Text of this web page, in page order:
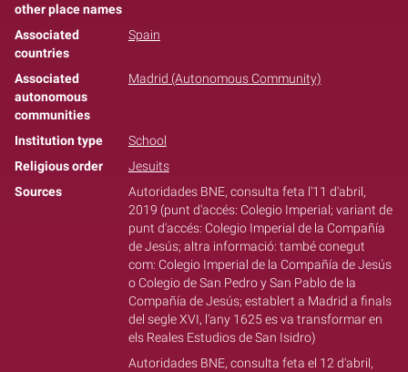
other place names
Associated
countries
Spain
Associated
autonomous
communities
Madrid (Autonomous Community)
Institution type
School
Religious order
Jesuits
Sources
Autoridades BNE, consulta feta l'11 d'abril,
2019 (punt d'accés: Colegio Imperial; variant de
punt d'accés: Colegio Imperial de la Compañía
de Jesús; altra informació: també conegut
com: Colegio Imperial de la Compañía de Jesús
o Colegio de San Pedro y San Pablo de la
Compañía de Jesús; establert a Madrid a finals
del segle XVI, l'any 1625 es va transformar en
els Reales Estudios de San Isidro)
Autoridades BNE, consulta feta el 12 d'abril,